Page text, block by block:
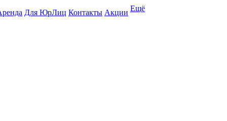
Для ЮрЛиц Контакты Акции Ещё